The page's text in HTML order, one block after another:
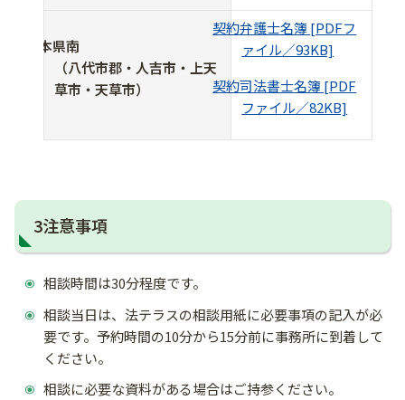
熊本県南
（八代市郡・人吉市・上天
草市・天草市）
契約弁護士名簿 [PDFフ
ァイル／93KB]
契約司法書士名簿 [PDF
ファイル／82KB]
3注意事項
相談時間は30分程度です。
相談当日は、法テラスの相談用紙に必要事項の記入が必
要です。予約時間の10分から15分前に事務所に到着して
ください。
相談に必要な資料がある場合はご持参ください。